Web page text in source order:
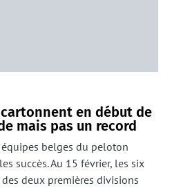
en début de
mais pas un record
belges du peloton
succès. Au 15 février, les six
deux premières divisions